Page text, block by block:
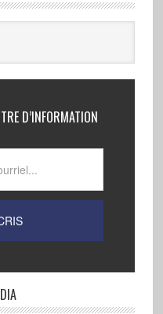
D’INFORMATION